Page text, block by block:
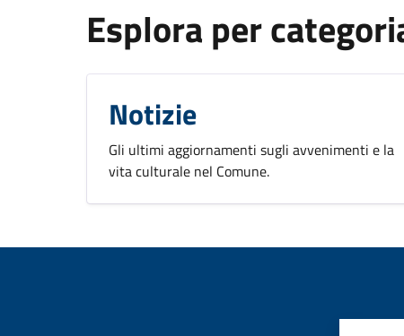
Esplora per
Notizie
Gli ultimi aggiornamenti sugli avvenimenti e la
vita culturale nel Comune.